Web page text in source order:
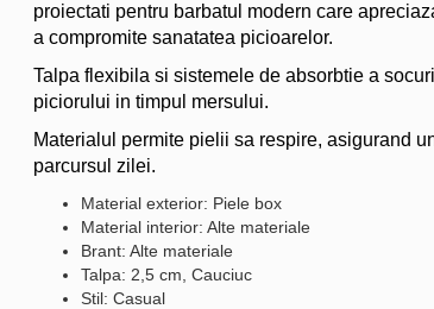
proiectati pentru barbatul modern care
a compromite sanatatea picioarelor.
Talpa flexibila si sistemele de absorbtie a
piciorului in timpul mersului.
Materialul permite pielii sa respire, asigurand
parcursul zilei.
Material exterior: Piele box
Material interior: Alte materiale
Brant: Alte materiale
Talpa: 2,5 cm, Cauciuc
Stil: Casual